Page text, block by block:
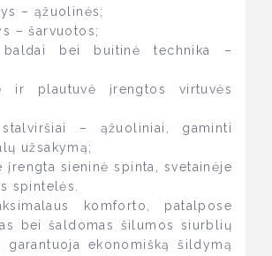
– ąžuolinės;
– šarvuotos;
bei buitinė technika –
ir plautuvė įrengtos virtuvės
– ąžuoliniai, gaminti
užsakymą;
įrengta sieninė spinta, svetainėje
spintelės.
komforto, patalpose
bei šaldomas šilumos siurblių
garantuoja ekonomišką šildymą